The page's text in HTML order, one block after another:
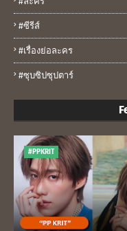
#ซีรีส์
#เรื่องย่อละคร
#ซุบซิปซุปตาร์
#PPKRIT